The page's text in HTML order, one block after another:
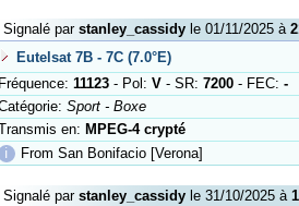
Signalé par stanley_cassidyle 01/11/2025 à
Eutelsat 7B - 7C (7.0°E)
Fréquence: 11123- Pol: V- SR: 7200- FEC: -
Sport - Boxe
en: MPEG-4 crypté
ℹ
From San Bonifacio [Verona]
Signalé par stanley_cassidyle 31/10/2025 à